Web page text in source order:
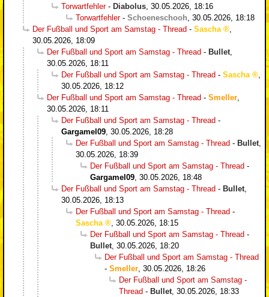
Torwartfehler- Diabolus 30.05.2026, 18:16
Torwartfehler- Schoeneschooh 30.05.2026, 18:18
Der Fußball und Sport am Samstag - Thread - Sascha
30.05.2026, 18:09
Der Fußball und Sport am Samstag - Thread - Bullet
30.05.2026, 18:11
Der Fußball und Sport am Samstag - Thread - Sascha
30.05.2026, 18:12
Der Fußball und Sport am Samstag - Thread - Smeller
30.05.2026, 18:11
Der Fußball und Sport am Samstag - Thread -
Gargamel09 30.05.2026, 18:28
Der Fußball und Sport am Samstag - Thread - Bullet
30.05.2026, 18:39
Der Fußball und Sport am Samstag - Thread -
Gargamel09 30.05.2026, 18:48
Der Fußball und Sport am Samstag - Thread - Bullet
30.05.2026, 18:13
Der Fußball und Sport am Samstag - Thread -
Sascha
30.05.2026, 18:15
Der Fußball und Sport am Samstag - Thread -
Bullet 30.05.2026, 18:20
Der Fußball und Sport am Samstag - Thread
- Smeller 30.05.2026, 18:26
Der Fußball und Sport am Samstag -
Thread - Bullet 30.05.2026, 18:33